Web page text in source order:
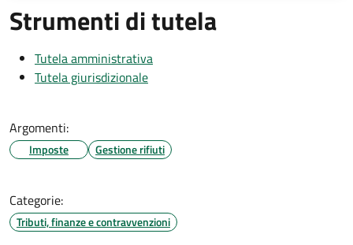
Strumenti di tutela
Tutela amministrativa
Tutela giurisdizionale
Argomenti:
Imposte Gestione rifiuti
Categorie:
Tributi, finanze e contravvenzioni